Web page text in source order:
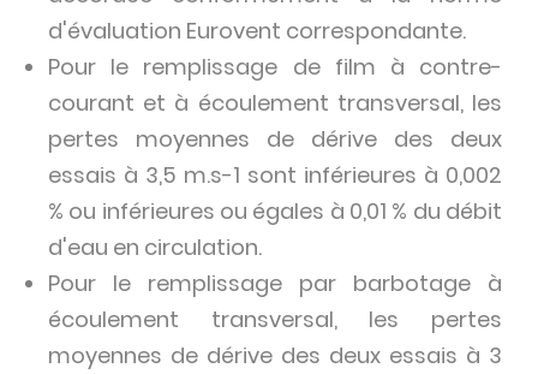
d'évaluation Eurovent correspondante.
Pour le remplissage de film à contre-
courant et à écoulement transversal, les
pertes moyennes de dérive des deux
essais à 3,5 m.s-1 sont inférieures à 0,002
% ou inférieures ou égales à 0,01 % du débit
d'eau en circulation.
Pour le remplissage par barbotage à
écoulement transversal, les pertes
moyennes de dérive des deux essais à 3